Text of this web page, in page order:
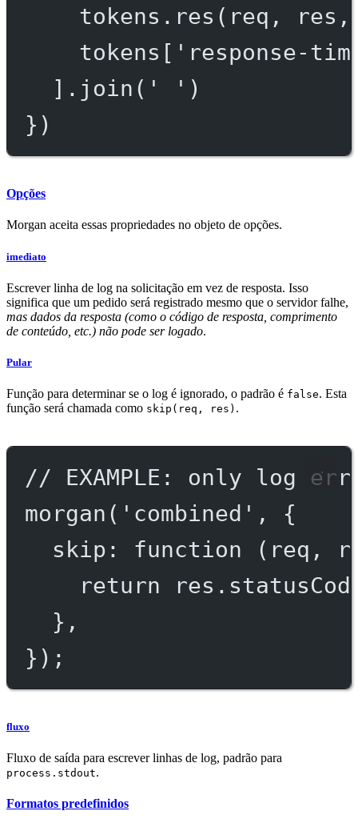
tokens. res (req,
tokens[ 'response-
]. join ( ' ' )
})
Opções
Morgan aceita essas propriedades no objeto de opções.
imediato
Escrever linha de log na solicitação em vez de resposta. Isso
significa que um pedido será registrado mesmo que o servidor falhe,
mas dados da resposta (como o código de resposta, comprimento
de conteúdo, etc.) não pode ser logado.
Pular
Função para determinar se o log é ignorado, o padrão é false. Esta
função será chamada como skip(req, res) .
// EXAMPLE: only log
morgan ( 'combined' , {
skip : function ( req ,
return
},
});
fluxo
Fluxo de saída para escrever linhas de log, padrão para
process.stdout.
Formatos predefinidos